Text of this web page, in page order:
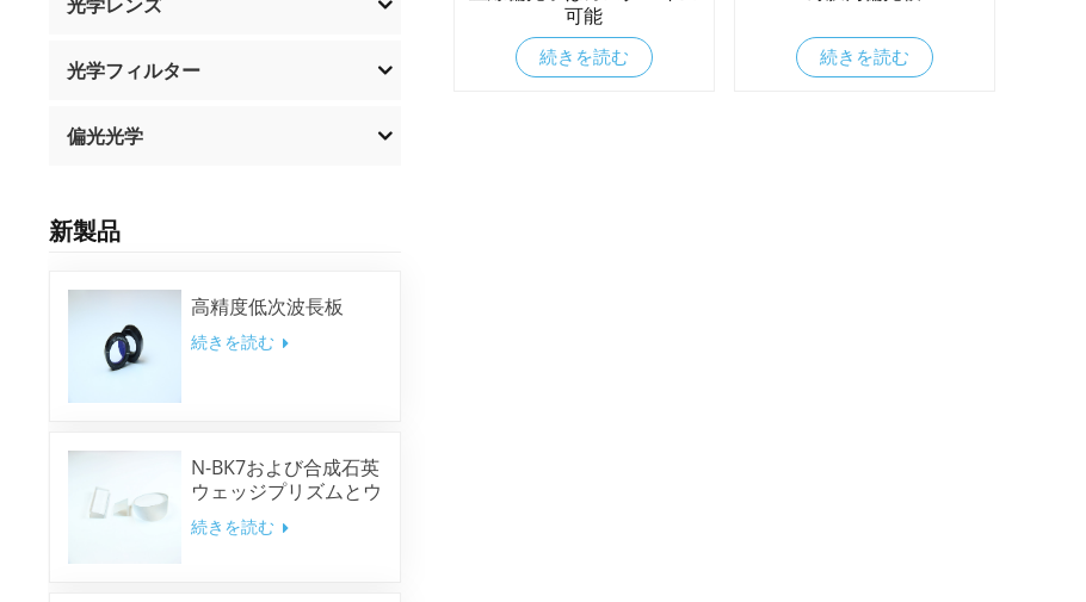
光学フィルター
偏光光学
新製品
高精度低次波長板
続きを読む
N-BK7および合成石英
ウェッジプリズムとウ
ェッジウィンドウ
続きを読む
可能
続きを読む 続きを読む